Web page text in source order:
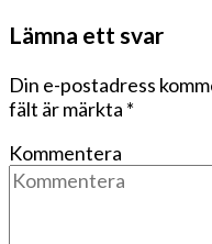
Lämna ett svar
Din e-postadress
fält är märkta *
Kommentera